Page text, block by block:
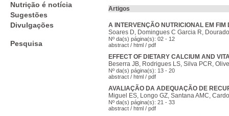
Nutrição é notícia
Sugestões
Divulgações
Pesquisa
Artigos
A INTERVENÇÃO NUTRICIONAL EM
Soares D, Domingues C Garcia R,
Nº da(s) página(s): 02 - 12
abstract / html / pdf
EFFECT OF DIETARY CALCIUM AND
Beserra JB, Rodrigues LS, Silva PCR,
Nº da(s) página(s): 13 - 20
abstract / html / pdf
AVALIAÇÃO DA ADEQUAÇÃO DE
Miguel ES, Longo GZ, Santana AMC,
Nº da(s) página(s): 21 - 33
abstract / html / pdf